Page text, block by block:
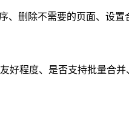
删除不需要的页面、设置
程度、是否支持批量合